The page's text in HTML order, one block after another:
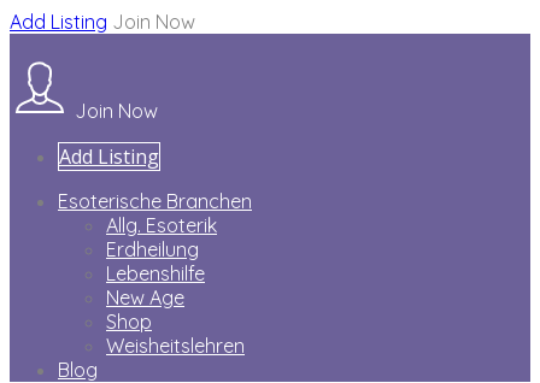
Add Listing Join Now
Join Now
Add Listing
Esoterische Branchen
Allg. Esoterik
Erdheilung
Lebenshilfe
New Age
Shop
Weisheitslehren
Blog